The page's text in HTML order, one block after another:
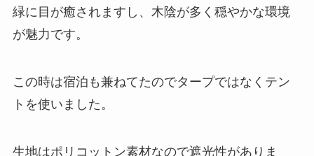
緑に目が癒されますし、木陰が多く 穏やかな環境
が魅力です。
この時は宿泊も兼ねてたのでタープではなくテン
トを使いました。
生地はポリコットン素材なので遮光性がありま